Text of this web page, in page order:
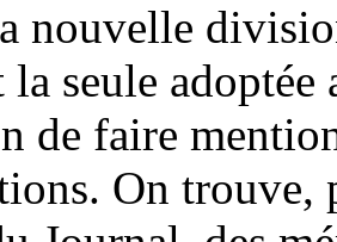
nouvelle
la seule
de faire
On trouve,